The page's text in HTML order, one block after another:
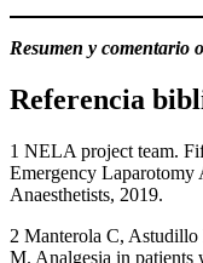
Resumen y
Referencia
1 NELA project team.
Emergency
Anaesthetists, 2019.
2 Manterola C, Astudillo
M. Analgesia in patients